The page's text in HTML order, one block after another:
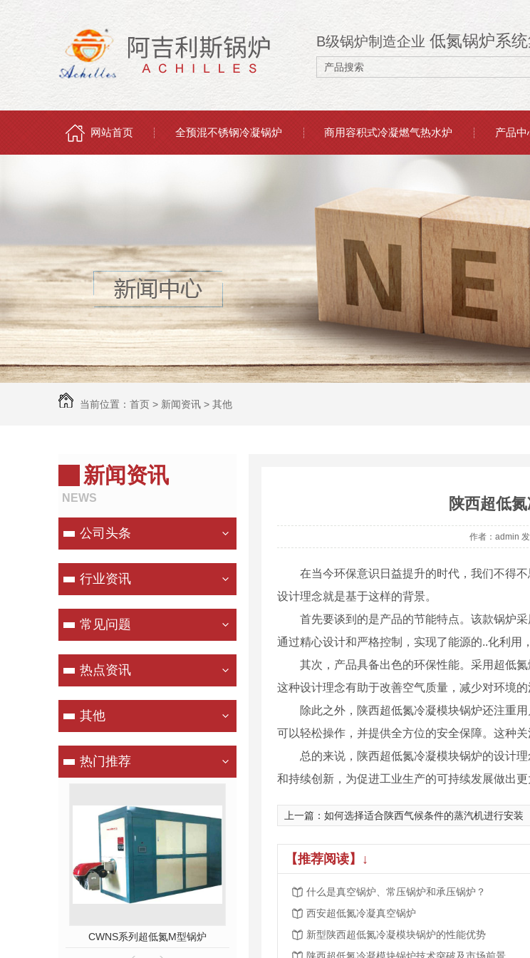
B级锅炉制造企业 低氮锅炉系
网站首页 全预混不锈钢冷凝锅炉 商用容积式冷凝燃气热水炉 产品中
当前位置： 首页 > 新闻资讯 > 其他
新闻资讯
NEWS
公司头条
行业资讯
常见问题
热点资讯
其他
热门推荐
系列超低氮M型锅炉 真空燃气热水锅炉 WNS系列燃气蒸汽/热水锅炉
陕西超低
作者：admin
在当今环保意识日益提升的时代，我们不得
设计理念就是基于这样的背景。
首先要谈到的是产品的节能特点。该款锅炉
通过精心设计和严格控制，实现了能源的..化利用
其次，产品具备出色的环保性能。采用超低
这种设计理念有助于改善空气质量，减少对环境
除此之外，陕西超低氮冷凝模块锅炉还注重
可以轻松操作，并提供全方位的安全保障。这种
总的来说，陕西超低氮冷凝模块锅炉的设计
和持续创新，为促进工业生产的可持续发展做出
上一篇： 如何选择适合陕西气候条件的蒸汽机进行安装
【推荐阅读】↓
什么是真空锅炉、常压锅炉和承压锅炉？
西安超低氮冷凝真空锅炉
新型陕西超低氮冷凝模块锅炉的性能优势